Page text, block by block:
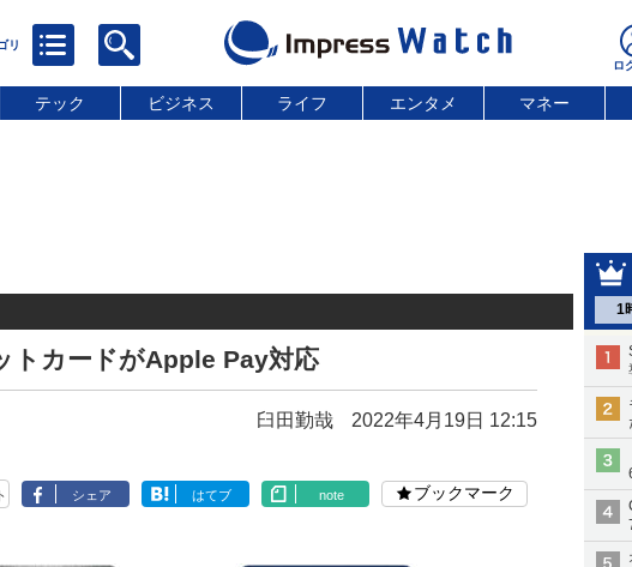
テック ビジネス ライフ エンタメ マネー
1
トカードがApple Pay対応
臼田勤哉 2022年4月19日 12:15
シェア はてブ note ブックマーク